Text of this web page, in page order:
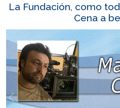
La Fundación, como
Cena a
Previous